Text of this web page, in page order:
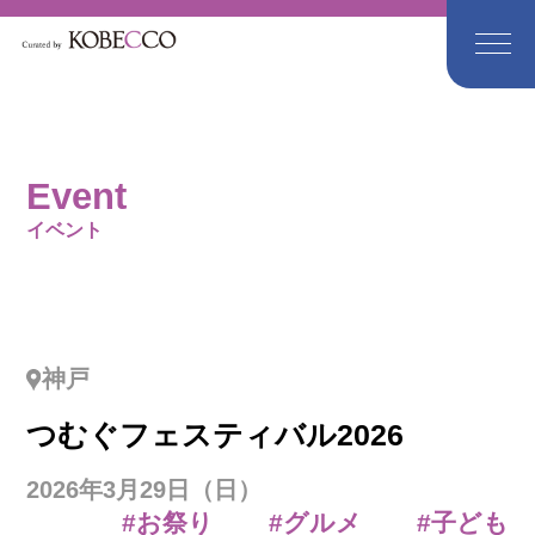
Event
イベント
神戸
つむぐフェスティバル2026
2026年3月29日（日）
#お祭り #グルメ #子ども